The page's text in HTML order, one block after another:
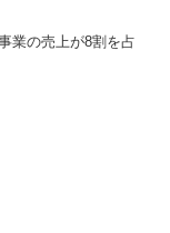
業の売上が8割を占